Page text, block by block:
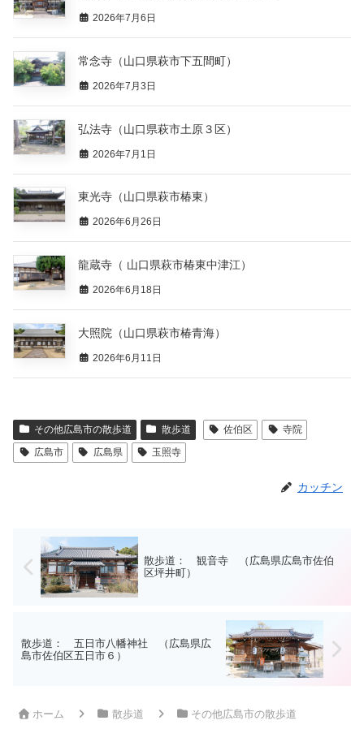
2026年7月6日
常念寺（山口県萩市下五間町）
2026年7月3日
弘法寺（山口県萩市土原３区）
2026年7月1日
東光寺（山口県萩市椿東）
2026年6月26日
龍蔵寺（ 山口県萩市椿東中津江）
2026年6月18日
大照院（山口県萩市椿青海）
2026年6月11日
その他広島市の散歩道 散歩道 佐伯区
寺院
広島市
広島県 玉照寺
カッチン
散歩道： 観音寺 （広島県広島市佐伯
区坪井町）
散歩道： 五日市八幡神社 （広島県広
島市佐伯区五日市６）
ホーム 散歩道 その他広島市の散歩道